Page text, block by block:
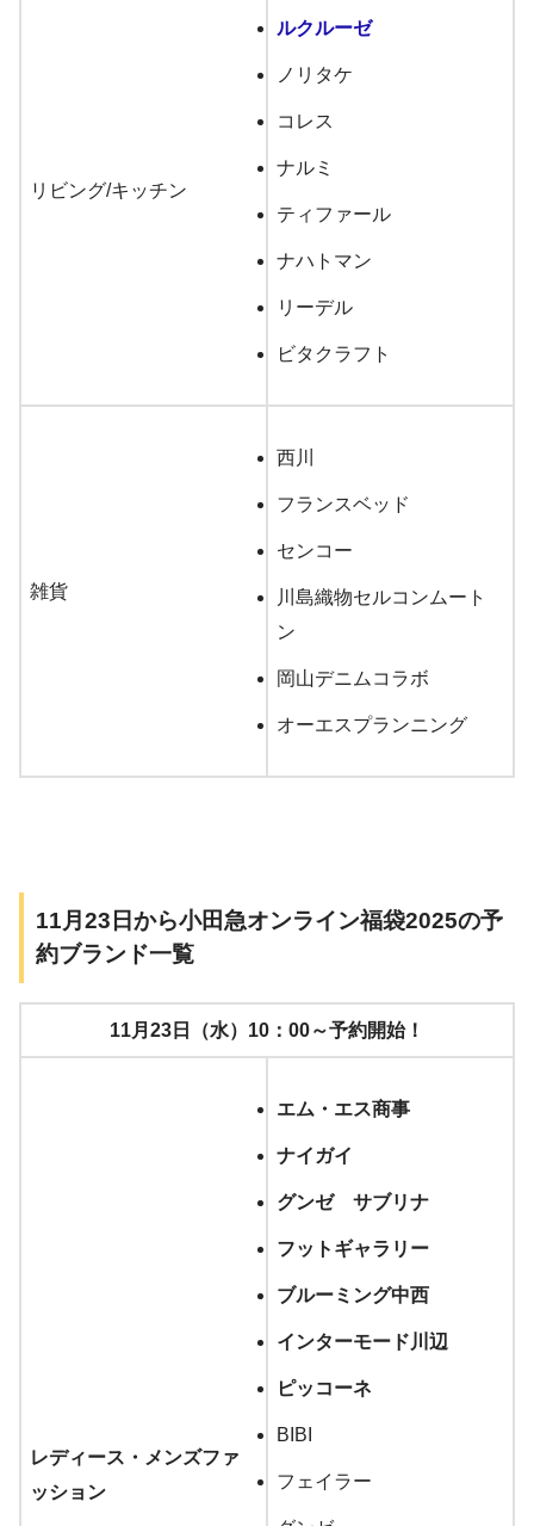
リビング/キッチン
ルクルーゼ
ノリタケ
コレス
ナルミ
ティファール
ナハトマン
リーデル
ビタクラフト
雑貨
西川
フランスベッド
センコー
川島織物セルコンムート
ン
岡山デニムコラボ
オーエスプランニング
11月23日から小田急オンライン福袋2025の予
約ブランド一覧
11月23日（水）10：00～予約開始！
レディース・メンズファ
ッション
エム・エス商事
ナイガイ
グンゼ サブリナ
フットギャラリー
ブルーミング中西
インターモード川辺
ピッコーネ
BIBI
フェイラー